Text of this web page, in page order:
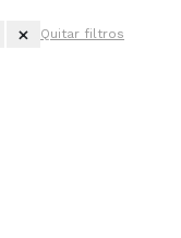
Quitar filtros